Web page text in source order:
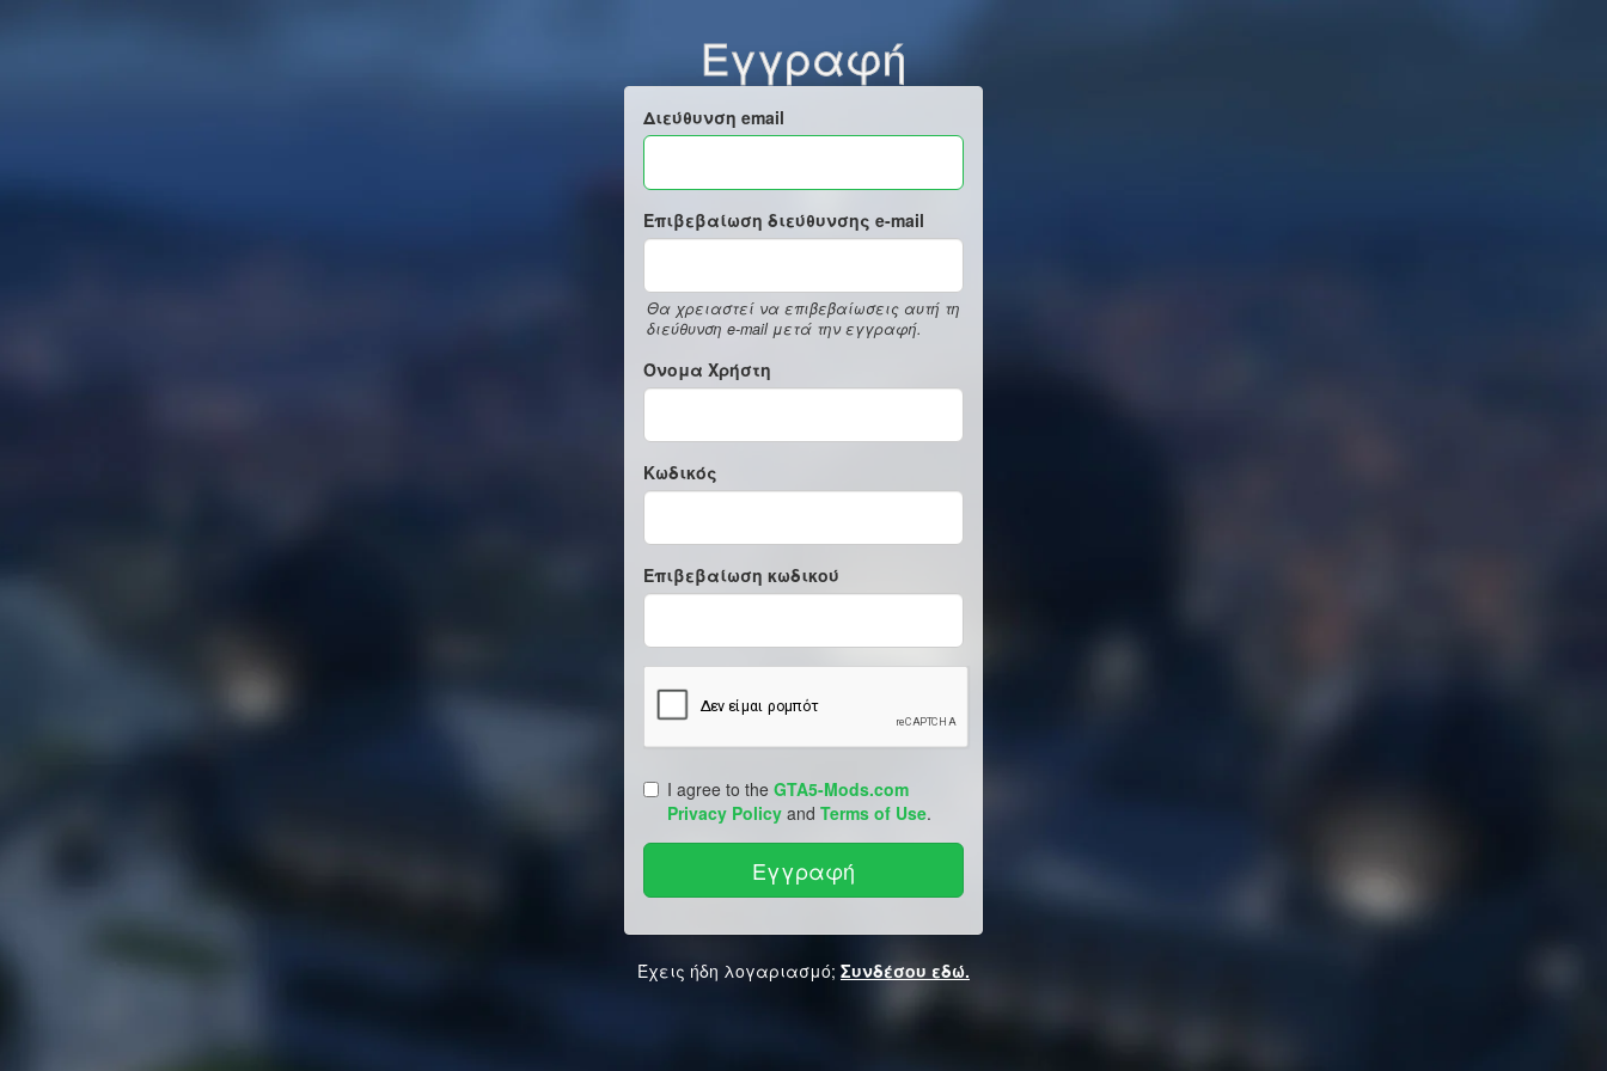
Εγγραφή
Διεύθυνση email
Επιβεβαίωση διεύθυνσης e-mail
Θα χρειαστεί να επιβεβαίωσεις αυτή τη
διεύθυνση e-mail μετά την εγγραφή.
Όνομα Χρήστη
Κωδικός
Επιβεβαίωση κωδικού
I agree to the GTA5-Mods.com
Privacy Policy and Terms of Use.
Έχεις ήδη λογαριασμό; Συνδέσου εδώ.